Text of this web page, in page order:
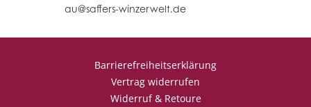
au@saffers-winzerwelt.de
Barrierefreiheitserklärung
Vertrag widerrufen
Widerruf & Retoure